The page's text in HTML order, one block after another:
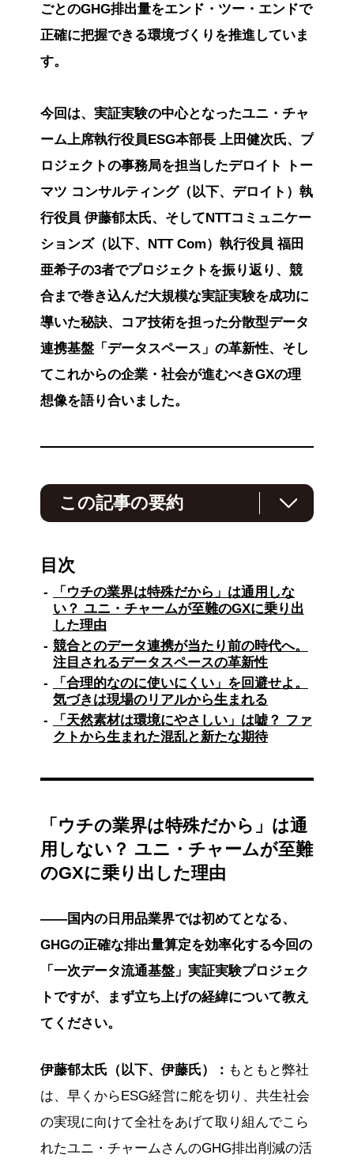
ごとのGHG排出量をエンド・ツー・エンドで
正確に把握できる環境づくりを推進していま
す。
今回は、実証実験の中心となったユニ・チャ
ーム上席執行役員ESG本部長 上田健次氏、プ
ロジェクトの事務局を担当したデロイト トー
マツ コンサルティング（以下、デロイト）執
行役員 伊藤郁太氏、そしてNTTコミュニケー
ションズ（以下、NTT Com）執行役員 福田
亜希子の3者でプロジェクトを振り返り、競
合まで巻き込んだ大規模な実証実験を成功に
導いた秘訣、コア技術を担った分散型データ
連携基盤「データスペース」の革新性、そし
てこれからの企業・社会が進むべきGXの理
想像を語り合いました。
この記事の要約
流通基盤」実証実験を主導し、GHG排出量の正
確な算定に乗り出した。
従来の「係数データ」による概算値では商品改
良の効果が見えにくく、取引先からの一次デー
タ収集も膨大な工数を要していた。
そこで、競合他社を含む10社を超える日用品・
資材メーカーとともに、NTT Comの「データ
スペース」技術を活用した実証実験システムを
構築。
これは各社がデータを自社環境で保管しながら
実証実験では、各社のIT理解度の差や課題認識
計。
将来的にはプラスチック使用量や水使用量など
他の環境課題にも応用可能なデータ連携基盤と
して期待されている。
※この要約は生成AIをもとに作成しました。
目次
「ウチの業界は特殊だから」は通用しな
い？ ユニ・チャームが至難のGXに乗り出
した理由
競合とのデータ連携が当たり前の時代へ。
注目されるデータスペースの革新性
「合理的なのに使いにくい」を回避せよ。
気づきは現場のリアルから生まれる
「天然素材は環境にやさしい」は嘘？ ファ
クトから生まれた混乱と新たな期待
「ウチの業界は特殊だから」は通
用しない？ ユニ・チャームが至難
のGXに乗り出した理由
——国内の日用品業界では初めてとなる、
GHGの正確な排出量算定を効率化する今回の
「一次データ流通基盤」実証実験プロジェク
トですが、まず立ち上げの経緯について教え
てください。
伊藤郁太氏（以下、伊藤氏）： もともと弊社
は、早くからESG経営に舵を切り、共生社会
の実現に向けて全社をあげて取り組んでこら
れたユニ・チャームさんのGHG排出削減の活